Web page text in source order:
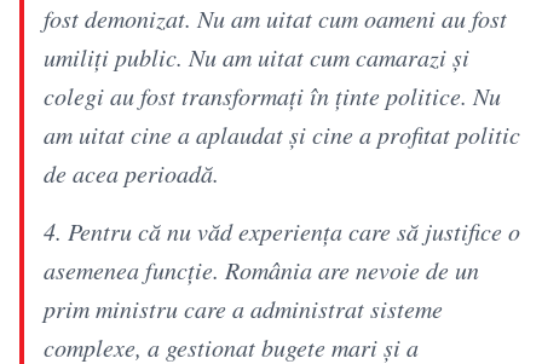
fost demonizat. Nu am uitat cum oameni au fost
umiliți public. Nu am uitat cum camarazi și
colegi au fost transformați în ținte politice. Nu
am uitat cine a aplaudat și cine a profitat politic
de acea perioadă.
4. Pentru că nu văd experiența care să justifice o
asemenea funcție. România are nevoie de un
prim ministru care a administrat sisteme
complexe, a gestionat bugete mari și a